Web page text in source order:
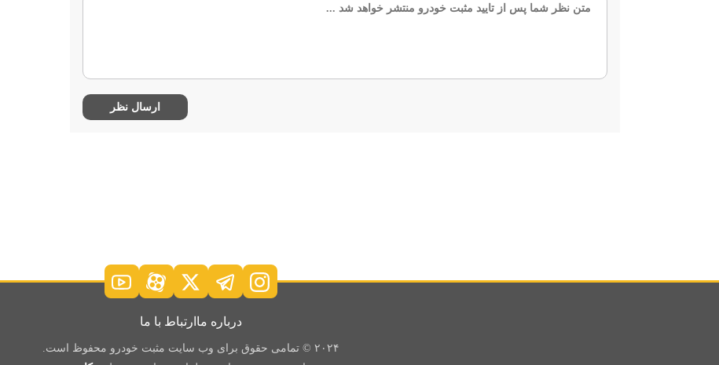
درباره ما ارتباط با ما
۲۰۲۴ © تمامی حقوق برای وب سایت مثبت خودرو محفوظ است.